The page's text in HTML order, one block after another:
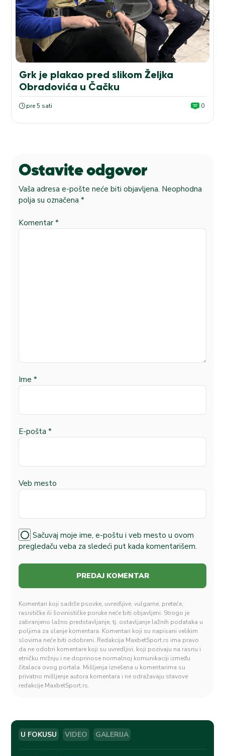
Grk je plakao pred slikom Željka
Obradovića u Čačku
pre 5 sati 0
Ostavite odgovor
Vaša adresa e-pošte neće biti objavljena. Neophodna
polja su označena *
Komentar *
Ime *
E-pošta *
Veb mesto
Sačuvaj moje ime, e-poštu i veb mesto u ovom
pregledaču veba za sledeći put kada komentarišem.
Komentari koji sadrže psovke, uvredljive, vulgarne, preteće,
rasističke ili šovinističke poruke neće biti objavljeni. Strogo je
zabranjeno lažno predstavljanje, tj. ostavljanje lažnih podataka u
poljima za slanje komentara. Komentari koji su napisani velikim
slovima neće biti odobreni. Redakcija MaxbetSport.rs ima pravo
da ne odobri komentare koji su uvredljivi, koji pozivaju na rasnu i
etničku mržnju i ne doprinose normalnoj komunikaciji između
čitalaca ovog portala. Mišljenja iznešena u komentarima su
privatno mišljenje autora komentara i ne odražavaju stavove
redakcije MaxbetSport.rs.
U FOKUSU VIDEO GALERIJA